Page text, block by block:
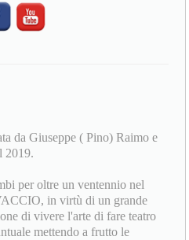
da Giuseppe ( Pino) Raimo e
2019.
per oltre un ventennio nel
in virtù di un grande
di vivere l'arte di fare teatro
mettendo a frutto le